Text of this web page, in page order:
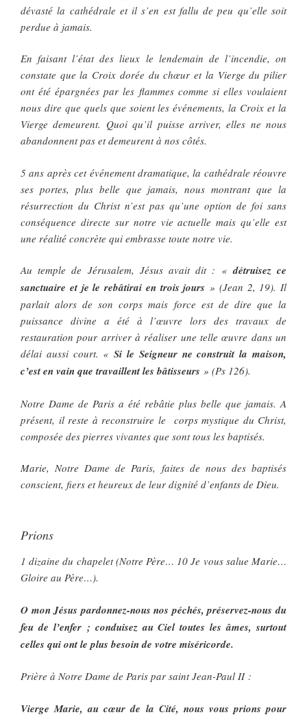
dévasté la cathédrale et il s’en est fallu de peu qu’elle soit
perdue à jamais.
En faisant l’état des lieux le lendemain de l’incendie, on
constate que la Croix dorée du chœur et la Vierge du pilier
ont été épargnées par les flammes comme si elles voulaient
nous dire que quels que soient les événements, la Croix et la
Vierge demeurent. Quoi qu’il puisse arriver, elles ne nous
abandonnent pas et demeurent à nos côtés.
5 ans après cet événement dramatique, la cathédrale réouvre
ses portes, plus belle que jamais, nous montrant que la
résurrection du Christ n’est pas qu’une option de foi sans
conséquence directe sur notre vie actuelle mais qu’elle est
une réalité concrète qui embrasse toute notre vie.
Au temple de Jérusalem, Jésus avait dit : «détruisez ce
sanctuaire et je le rebâtirai en trois jours » (Jean 2, 19). Il
parlait alors de son corps mais force est de dire que la
puissance divine a été à l’œuvre lors des travaux de
restauration pour arriver à réaliser une telle œuvre dans un
délai aussi court. «Si le Seigneur ne construit la maison,
c’est en vain que travaillent les bâtisseurs » (Ps 126).
Notre Dame de Paris a été rebâtie plus belle que jamais. A
présent, il reste à reconstruire le corps mystique du Christ,
composée des pierres vivantes que sont tous les baptisés.
Marie, Notre Dame de Paris, faites de nous des baptisés
conscient, fiers et heureux de leur dignité d’enfants de Dieu.
Prions
1 dizaine du chapelet (Notre Père… 10 Je vous salue Marie…
Gloire au Père…).
O mon Jésus pardonnez-nous nos péchés, préservez-nous du
feu de l’enfer ; conduisez au Ciel toutes les âmes, surtout
celles qui ont le plus besoin de votre miséricorde.
Prière à Notre Dame de Paris par saint Jean-Paul II :
Vierge Marie, au cœur de la Cité, nous vous prions pour